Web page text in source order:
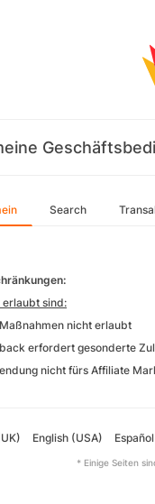
Search
erlaubt sind:
nicht erlaubt
erfordert gesonderte
nicht fürs Affiliate
English (USA) Español
* Einige Seiten